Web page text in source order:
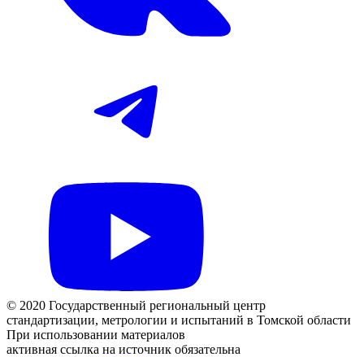
© 2020 Государственный региональный центр
стандартизации, метрологии и испытаний в Томской области
При использовании материалов
активная ссылка на источник обязательна